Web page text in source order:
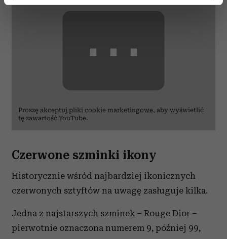
analizować ruch w naszej witrynie. Informacje o tym, jak
społecznościowym, reklamowym i analitycznym.
Partnerzy mogą połączyć te informacje z innymi danymi
⋯
Proszę akceptuj pliki cookie marketingowe, aby wyświetlić
tę zawartość YouTube.
Czerwone szminki ikony
Historycznie wśród najbardziej ikonicznych
czerwonych sztyftów na uwagę zasługuje kilka.
Jedna z najstarszych szminek – Rouge Dior –
pierwotnie oznaczona numerem 9, później 99,